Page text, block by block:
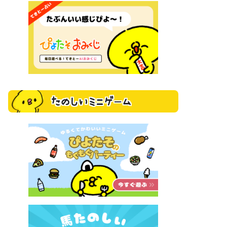
たのしいミニゲーム